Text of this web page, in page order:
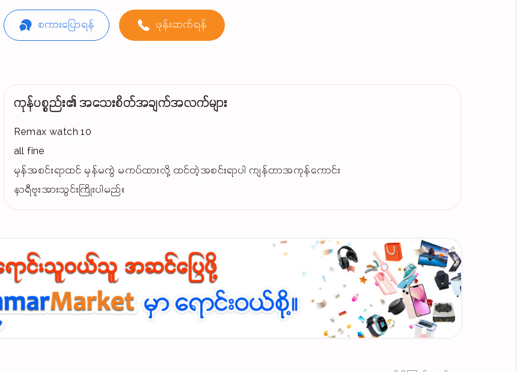
စကားပြောရန် ဖုန်းဆက်ရန်
ကုန်ပစ္စည်း၏ အသေးစိတ်အချက်အလက်များ
Remax watch 10
all fine
မှန်အစင်းရာထင် မှန်မကွဲ မကပ်ထားလို့ ထင်တဲ့အစင်းရာပါ ကျန်တာအကုန်ကောင်း
နာရီဗူးအားသွင်းကြိုးပါမည်။